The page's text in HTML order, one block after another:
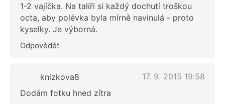
1-2 vajíčka. Na talíři si každý dochutí troškou
octa, aby polévka byla mírně navinulá - proto
kyselky. Je výborná.
Odpovědět
knizkova8
17. 9. 2015 19:58
Dodám fotku hned zítra